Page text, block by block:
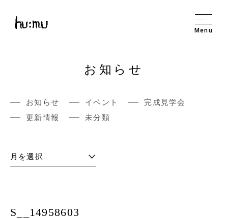
Menu
お知らせ
お知らせ イベント
完成見学会
更新情報
未分類
S__14958603